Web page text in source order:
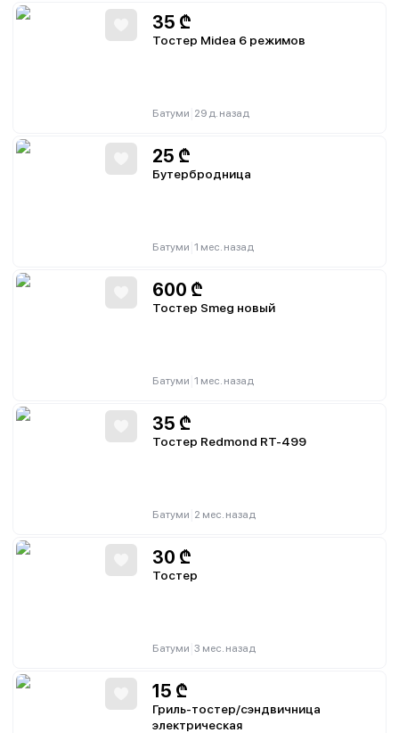
35 ₾
Тостер Midea 6 режимов
Батуми 29 д. назад
25 ₾
Бутербродница
Батуми 1 мес. назад
600 ₾
Тостер Smeg новый
Батуми 1 мес. назад
35 ₾
Тостер Redmond RT-499
Батуми 2 мес. назад
30 ₾
Тостер
Батуми 3 мес. назад
15 ₾
Гриль-тостер/сэндвичница
электрическая